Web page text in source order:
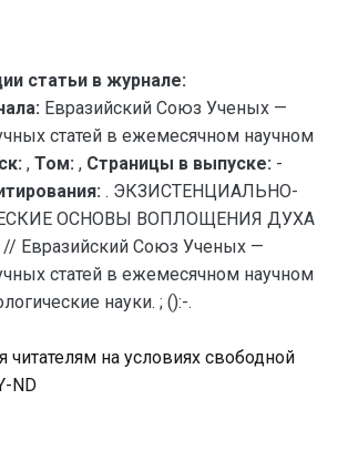
статьи в журнале:
Евразийский Союз Ученых —
статей в ежемесячном научном
, Том: , Страницы в выпуске: -
. ЭКЗИСТЕНЦИАЛЬНО-
ОСНОВЫ ВОПЛОЩЕНИЯ ДУХА
Евразийский Союз Ученых —
статей в ежемесячном научном
науки. ; ():-.
читателям на условиях свободной
ND